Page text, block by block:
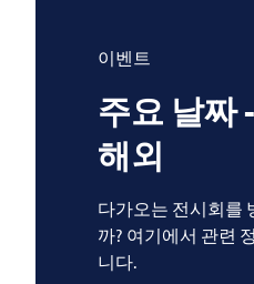
이벤트
주요 날짜
해외
다가오는 전시회를
까? 여기에서 관련
니다.